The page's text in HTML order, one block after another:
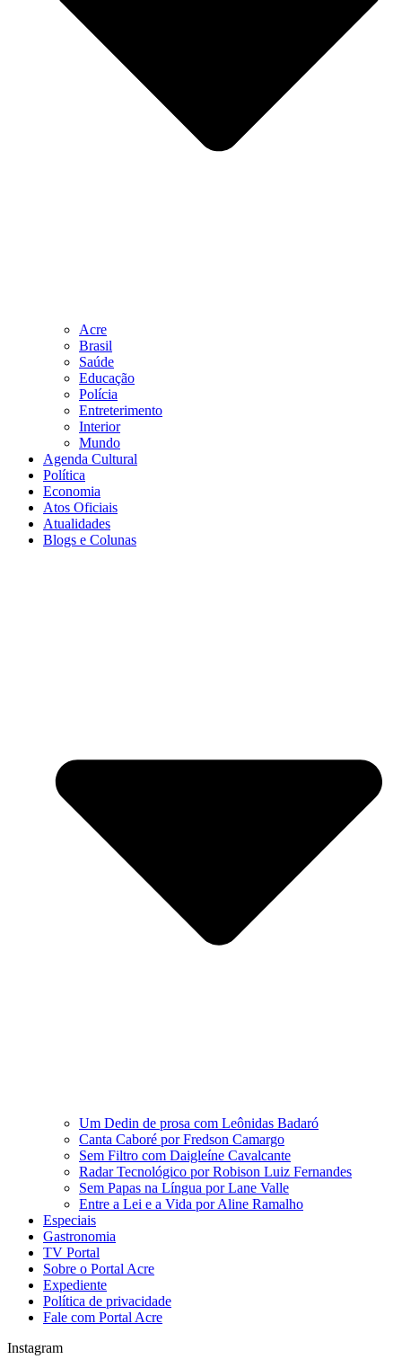
Acre
Brasil
Saúde
Educação
Polícia
Entreterimento
Interior
Mundo
Agenda Cultural
Política
Economia
Atos Oficiais
Atualidades
Blogs e Colunas
Um Dedin de prosa com Leônidas Badaró
Canta Caboré por Fredson Camargo
Sem Filtro com Daigleíne Cavalcante
Radar Tecnológico por Robison Luiz Fernandes
Sem Papas na Língua por Lane Valle
Entre a Lei e a Vida por Aline Ramalho
Especiais
Gastronomia
TV Portal
Sobre o Portal Acre
Expediente
Política de privacidade
Fale com Portal Acre
Instagram